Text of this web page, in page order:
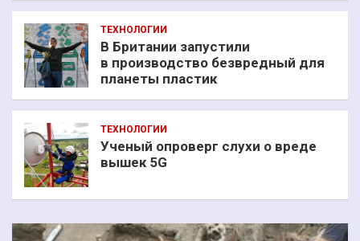
ТЕХНОЛОГИИ
В Британии запустили
в производство безвредный для
планеты пластик
ТЕХНОЛОГИИ
Ученый опроверг слухи о вреде
вышек 5G